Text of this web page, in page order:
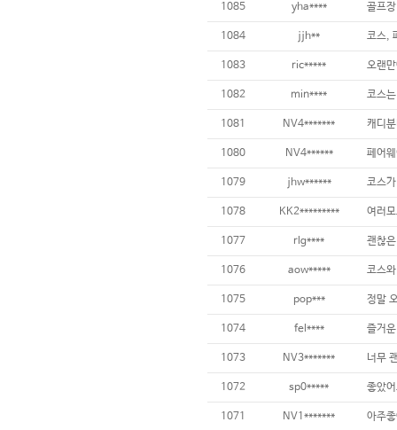
1085 yha****
1084 jjh**
1083 ric*****
1082 min**** 코스
1081 NV4******* 캐디
1080 NV4******
1079 jhw******
1078 KK2*********
1077 rlg**** 괜찮
1076 aow*****
1075 pop***
1074 fel****
1073 NV3*******
1072 sp0*****
1071 NV1*******